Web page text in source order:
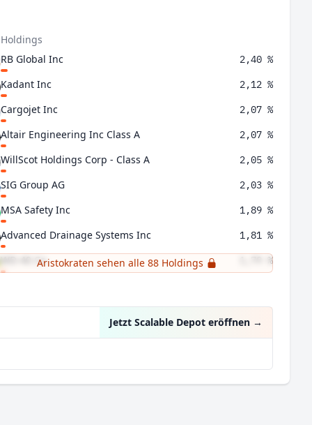
RB Global Inc
2,40 %
Kadant Inc 2,12 %
Cargojet Inc 2,07 %
Altair Engineering Inc Class A 2,07 %
WillScot Holdings Corp - Class A 2,05 %
SIG Group AG 2,03 %
MSA Safety Inc 1,89 %
Advanced Drainage Systems Inc 1,81 %
WD-40 Co 1,79 %
Aristokraten sehen alle 88 Holdings
Jetzt Scalable Depot eröffnen →